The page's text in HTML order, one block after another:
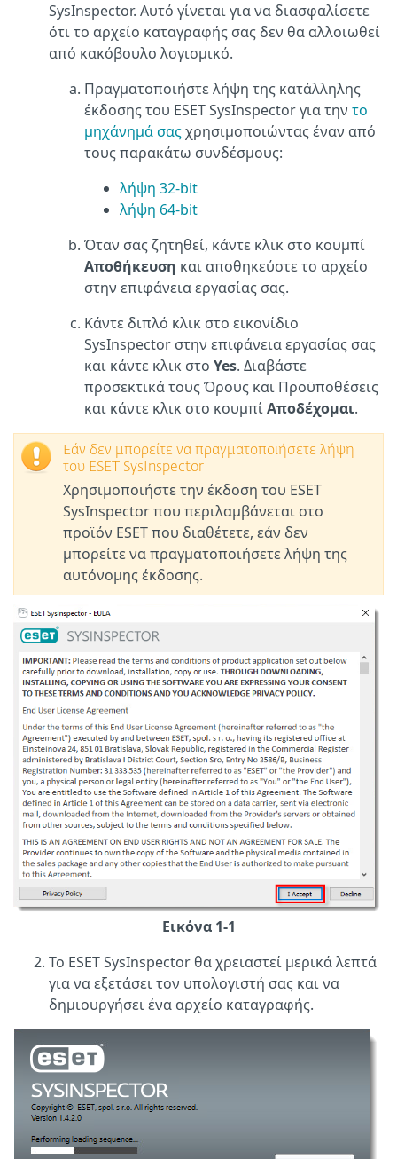
SysInspector. Αυτό γίνεται για να διασφαλίσετε
ότι το αρχείο καταγραφής σας δεν θα αλλοιωθεί
από κακόβουλο λογισμικό.
Πραγματοποιήστε λήψη της κατάλληλης
έκδοσης του ESET SysInspector για την το
μηχάνημά σαςχρησιμοποιώντας έναν από
τους παρακάτω συνδέσμους:
λήψη 32-bit
λήψη 64-bit
Όταν σας ζητηθεί, κάντε κλικ στο κουμπί
Αποθήκευση και αποθηκεύστε το αρχείο
στην επιφάνεια εργασίας σας.
Κάντε διπλό κλικ στο εικονίδιο
SysInspector στην επιφάνεια εργασίας σας
και κάντε κλικ στο Yes. Διαβάστε
προσεκτικά τους Όρους και Προϋποθέσεις
και κάντε κλικ στο κουμπίΑποδέχομαι.
Εάν δεν μπορείτε να πραγματοποιήσετε λήψη
του ESET SysInspector
Χρησιμοποιήστε την έκδοση του ESET
SysInspector που περιλαμβάνεται στο
προϊόν ESET που διαθέτετε, εάν δεν
μπορείτε να πραγματοποιήσετε λήψη της
αυτόνομης έκδοσης.
Εικόνα 1-1
Το ESET SysInspector θα χρειαστεί μερικά λεπτά
για να εξετάσει τον υπολογιστή σας και να
δημιουργήσει ένα αρχείο καταγραφής.